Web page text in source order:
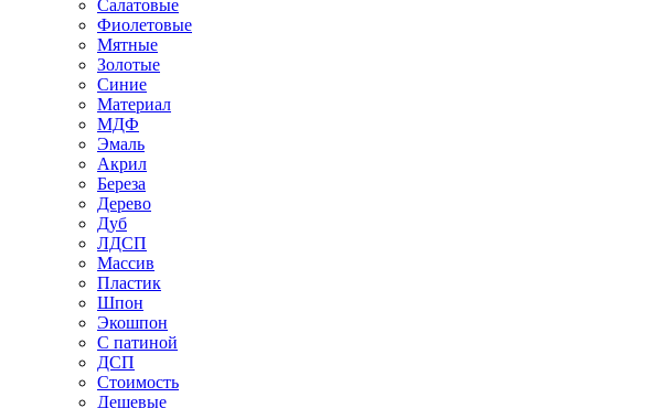
Салатовые
Фиолетовые
Мятные
Золотые
Синие
Материал
МДФ
Эмаль
Акрил
Береза
Дерево
Дуб
ЛДСП
Массив
Пластик
Шпон
Экошпон
С патиной
ДСП
Стоимость
Дешевые